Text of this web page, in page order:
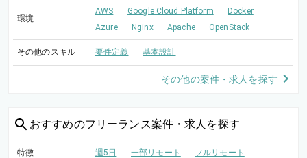
環境
AWS Google Cloud Platform
Docker
Azure
Nginx Apache OpenStack
その他のスキル 要件定義 基本設計
その他の案件・求人を探す
おすすめのフリーランス案件・求人を探す
特徴 週5日 一部リモート フルリモート